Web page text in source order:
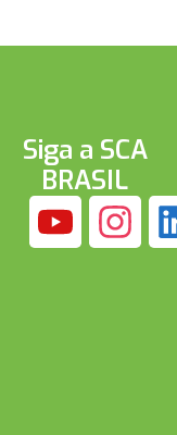
Siga a SCA
BRASIL